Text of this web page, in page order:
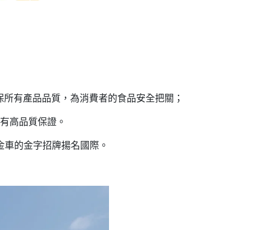
有產品品質，為消費者的食品安全把關；
高品質保證。
的金字招牌揚名國際。